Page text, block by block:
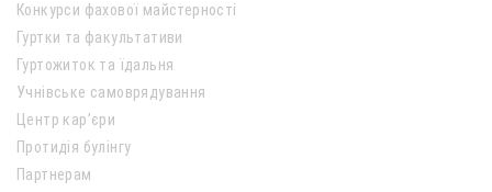
Конкурси фахової майстерності
Гуртки та факультативи
Гуртожиток та їдальня
Учнівське самоврядування
Центр кар’єри
Протидія булінгу
Партнерам